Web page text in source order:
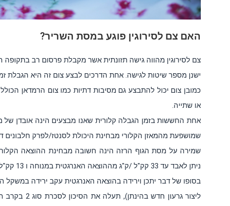
האם צם לסירוגין פוגע במסת השריר?
צם לסירוגין מהווה גישה תזונתית אשר מקבלת פרסום רב בתקופה
ישנן מספר שיטות לגישה. אחת הדרכים לבצע צום זה היא הגבלת זמן האכילה לטווח
או שתייה.
אחת החששות בזמן הגבלה קלורית שאנו מבצעים הינה אובדן
שמושפעת מהמאזן הקלורי מבחינת היכולת לסנטז/לפרק חלבונים
ניתן לאבד עד 33 קק"ל /ק"ג מההוצאה האנרגטית במנוחה ו 13 קק"ל ליום עבור כל 1 ק"ג משקל גוף רזה.
בסופו של דבר יתכן וירידה בהוצאה האנרגטית עקב ירידה
ליצור